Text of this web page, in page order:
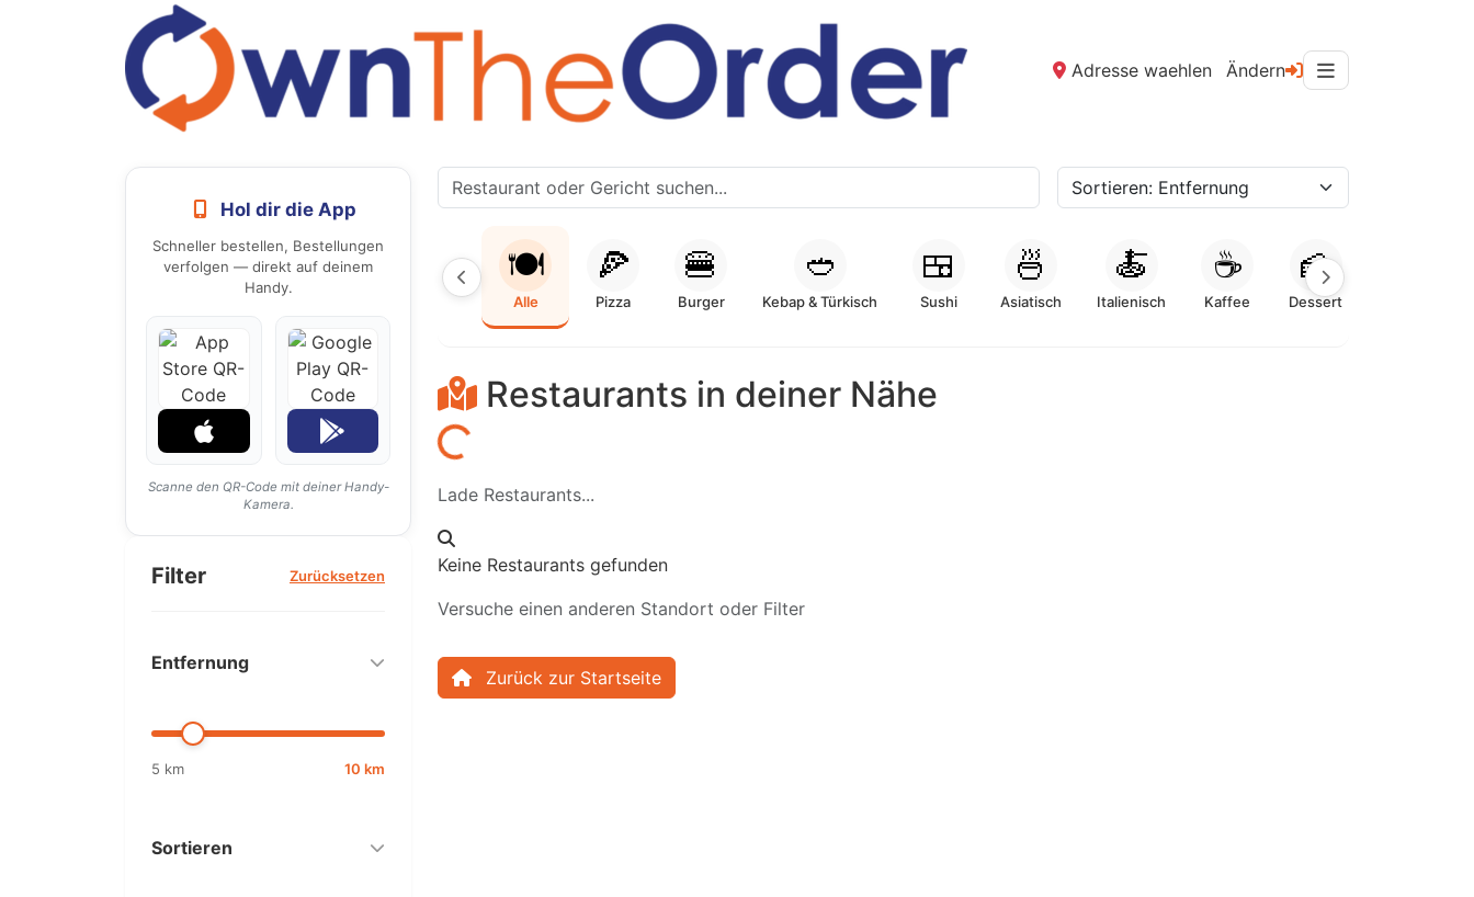
Adresse waehlen Ändern
Hol dir die App
Schneller bestellen, Bestellungen
verfolgen — direkt auf deinem
Handy.
Scanne den QR-Code mit deiner Handy-
Kamera.
Filter Zurücksetzen
Entfernung
5 km 10 km
Sortieren
🍽️
Alle
🍕
Pizza
🍔
Burger
🥙
Kebap & Türkisch
🍱
Sushi
🍜
Asiatisch
🍝
Italienisch
☕
Kaffee
🍰
Dessert
Restaurants in deiner Nähe
Laden...
Lade Restaurants...
Keine Restaurants gefunden
Versuche einen anderen Standort oder Filter
Zurück zur Startseite